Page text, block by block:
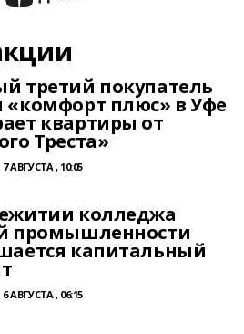
третий покупатель
плюс» в Уфе
квартиры от
Треста»
7 АВГУСТА , 10:05
колледжа
промышленности
капитальный
6 АВГУСТА , 06:15